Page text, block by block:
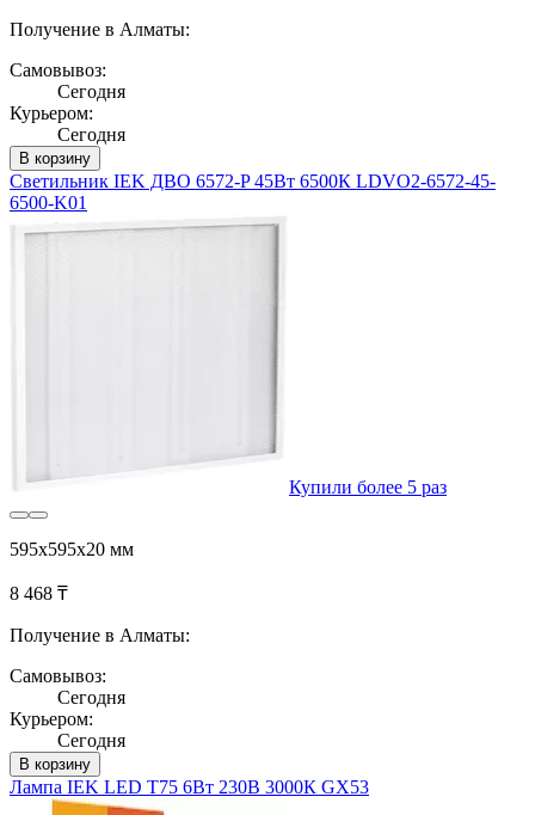
Получение в Алматы:
Самовывоз:
Сегодня
Курьером:
Сегодня
В корзину
Светильник IEK ДВО 6572-P 45Вт 6500К LDVO2-6572-45-
6500-K01
Купили более 5 раз
595х595х20 мм
8 468 ₸
Получение в Алматы:
Самовывоз:
Сегодня
Курьером:
Сегодня
В корзину
Лампа IEK LED T75 6Вт 230В 3000К GX53